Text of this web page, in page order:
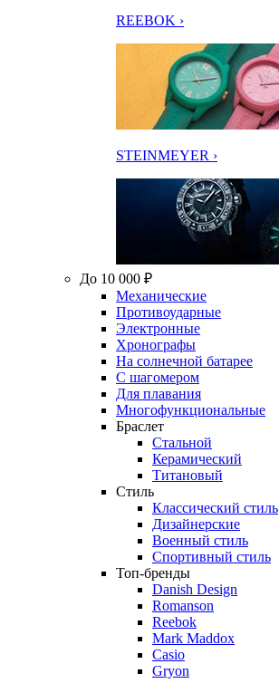
REEBOK ›
STEINMEYER ›
До 10 000 ₽
Механические
Противоударные
Электронные
Хронографы
На солнечной батарее
С шагомером
Для плавания
Многофункциональные
Браслет
Стальной
Керамический
Титановый
Стиль
Классический стиль
Дизайнерские
Военный стиль
Спортивный стиль
Топ-бренды
Danish Design
Romanson
Reebok
Mark Maddox
Casio
Gryon